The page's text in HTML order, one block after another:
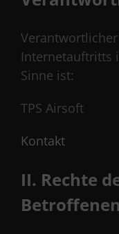
Internetauftritts
Sinne ist:
TPS Airsoft
Kontakt
II. Rechte
Betroffenen